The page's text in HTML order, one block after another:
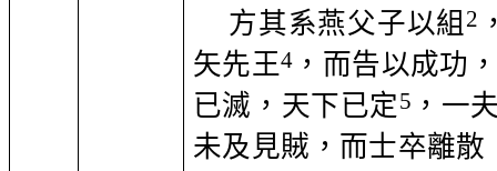
方其系燕父子以組 2
矢先王4 ，而告以成功
已滅，天下已定5 ，一
未及見賊，而士卒離